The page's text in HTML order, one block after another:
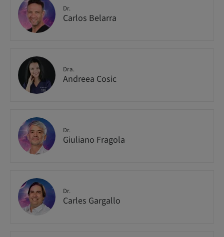
Dr.
Carlos Belarra
Dra.
Andreea Cosic
Dr.
Giuliano Fragola
Dr.
Carles Gargallo